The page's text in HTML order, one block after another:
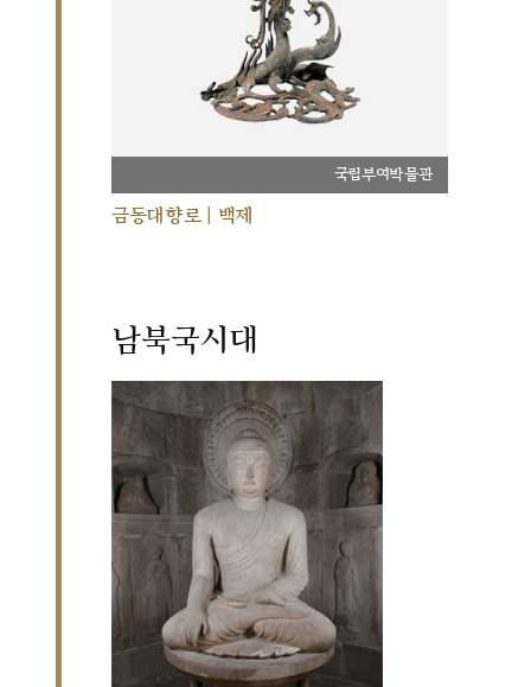
국립부여박물관
금동대향로 | 백제
남북국시대